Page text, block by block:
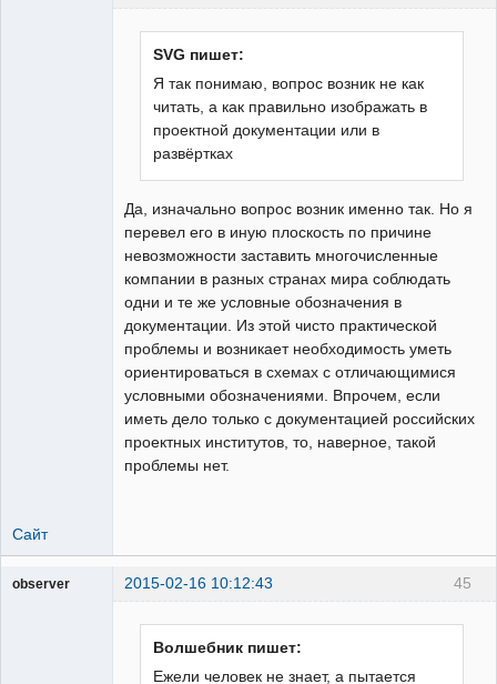
SVG пишет:
Я так понимаю, вопрос возник не как
читать, а как правильно изображать в
проектной документации или в
развёртках
Да, изначально вопрос возник именно так. Но я
перевел его в иную плоскость по причине
невозможности заставить многочисленные
компании в разных странах мира соблюдать
одни и те же условные обозначения в
документации. Из этой чисто практической
проблемы и возникает необходимость уметь
ориентироваться в схемах с отличающимися
условными обозначениями. Впрочем, если
иметь дело только с документацией российских
проектных институтов, то, наверное, такой
проблемы нет.
Сайт
45
observer 2015-02-16 10:12:43
Волшебник пишет:
Ежели человек не знает, а пытается